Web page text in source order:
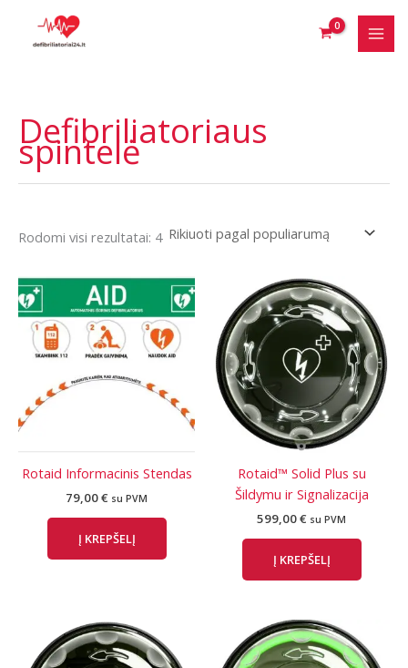
turinio
Defibriliatoriaus
spintelė
Rodomi visi rezultatai: 4Rūšiuojama
Rotaid Informacinis Stendas
79,00€ su PVM
Į KREPŠELĮ
Rotaid™ Solid Plus su
Šildymu ir Signalizacija
599,00€ su PVM
Į KREPŠELĮ